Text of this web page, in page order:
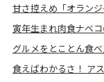
甘さ控えめ「オラン
寅年生まれ肉食ナベ
グルメをとことん食
食えばわかるさ！ ア